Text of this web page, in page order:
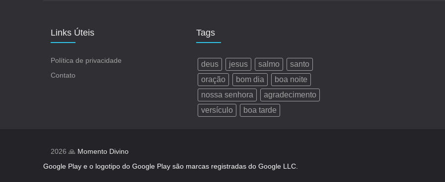
Links Úteis
Política de privacidade
Contato
Tags
deus jesus salmo
santo
oração
bom dia
boa noite
nossa senhora
agradecimento
versículo
boa tarde
2026 🙏 Momento Divino
Google Play e o logotipo do Google Play são marcas registradas do Google LLC.